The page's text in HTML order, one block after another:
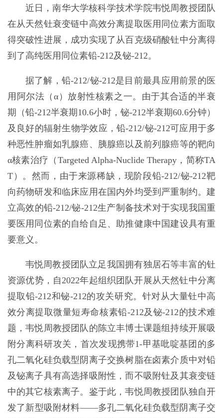
近日，南华大学核科学技术学院韦悦周教授团队
在从天然钍衰变链中高效分离提取医用同位素方面取
得突破性进展，成功实现了从百克级硝酸钍中分离得
到了高纯医用同位素铅-212及铋-212。
据了解，铅-212/铋-212是目前最具应用前景的医
用阿尔法（α）放射性核素之一。由于其合适的半衰
期（铅-212半衰期10.6小时，铋-212半衰期60.6分钟）
及良好的辐射生物学效应，铅-212/铋-212可应用于多
种恶性肿瘤如乳腺癌、胰腺癌以及前列腺癌等的靶向
α核素治疗（Targeted Alpha-Nuclide Therapy，简称TA
T）。然而，由于来源稀缺，现阶段铅-212/铋-212靶
向药物研发和临床应用在国内外均受到严重制约。建
立高效的铅-212/铋-212生产制备技术对于实现我国重
要医用同位素的自给自足、助推健康中国建设具有重
要意义。
韦悦周教授团队立足我国拥有独居石等丰富的钍
资源优势，自2022年起组织团队开展从天然钍中分离
提取铅-212和铋-212的攻关研究。针对从大量钍中高
效分离提取微量短寿命核素铅-212及铋-212的技术难
题，韦悦周教授团队的陈立丰博士课题组持续开展吸
附分离科研攻关，首次发现携带1-甲基吡啶基团的多
孔二氧化硅负载型阴离子交换树脂在卤素介质中对铅
及铋离子具有高选择吸附性，而不吸附钍及其衰变链
中的其它核素离子。鉴于此，韦悦周教授团队独自开
发了新型吸附材料——多孔二氧化硅负载型阴离子交